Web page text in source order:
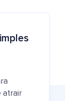
atrair